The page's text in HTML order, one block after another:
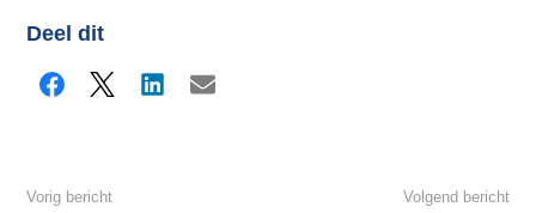
Deel dit
Facebook
X LinkedInE-mail
Vorig bericht Volgend bericht